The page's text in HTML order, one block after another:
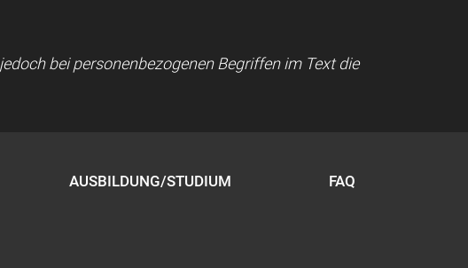
bei personenbezogenen Begriffen im Text die
AUSBILDUNG/STUDIUM FAQ